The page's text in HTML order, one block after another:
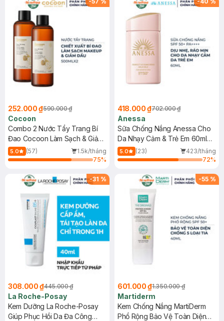
252.000 ₫590.000 ₫
Cocoon
Combo 2 Nước Tẩy Trang Bí
Đao Cocoon Làm Sạch & Giảm
Dầu 500ml
5.0 (57)
1.5k/tháng
75%
418.000 ₫702.000 ₫
Anessa
Sữa Chống Nắng Anessa Cho
Da Nhạy Cảm & Trẻ Em 60ml
(Mới)
5.0 (23)
423/tháng
72%
-31 %
308.000 ₫445.000 ₫
La Roche-Posay
Kem Dưỡng La Roche-Posay
Giúp Phục Hồi Da Đa Công
-55 %
601.000 ₫1.350.000 ₫
Martiderm
Kem Chống Nắng MartiDerm
Phổ Rộng Bảo Vệ Toàn Diện